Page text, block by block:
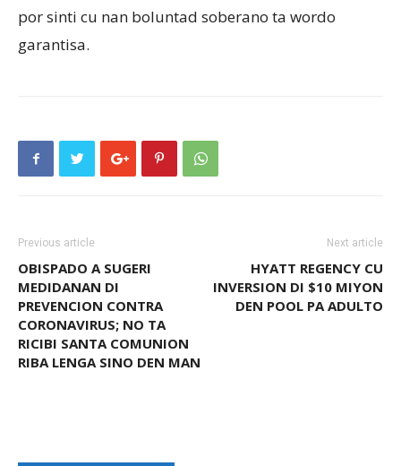
por sinti cu nan boluntad soberano ta wordo
garantisa.
Previous article
OBISPADO A SUGERI
MEDIDANAN DI
PREVENCION CONTRA
CORONAVIRUS; NO TA
RICIBI SANTA COMUNION
RIBA LENGA SINO DEN MAN
Next article
HYATT REGENCY CU
INVERSION DI $10 MIYON
DEN POOL PA ADULTO